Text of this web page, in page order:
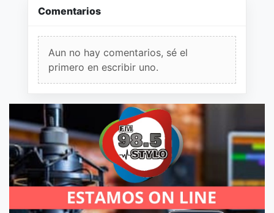
Comentarios
Aun no hay comentarios, sé el
primero en escribir uno.